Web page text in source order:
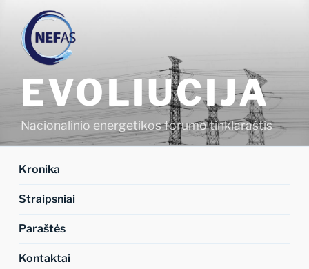
turinio
EVOLIUCIJA
Nacionalinio energetikos forumo tinklaraštis
Kronika
Straipsniai
Paraštės
Kontaktai